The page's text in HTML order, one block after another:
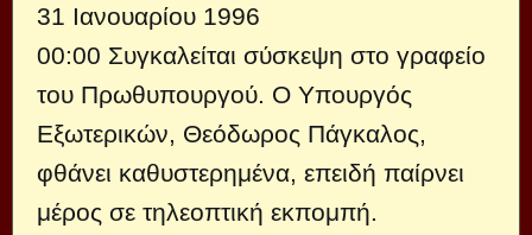
31 Ιανουαρίου 1996
00:00 Συγκαλείται σύσκεψη στο γραφείο
του Πρωθυπουργού. Ο Υπουργός
Εξωτερικών, Θεόδωρος Πάγκαλος,
φθάνει καθυστερημένα, επειδή παίρνει
μέρος σε τηλεοπτική εκπομπή.